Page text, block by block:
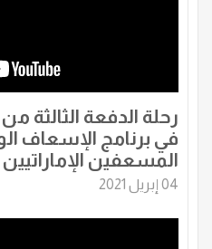
رحلة الدفعة الثالثة من
في برنامج الإسعاف
المسعفين الإماراتيين
04 إبريل 2021